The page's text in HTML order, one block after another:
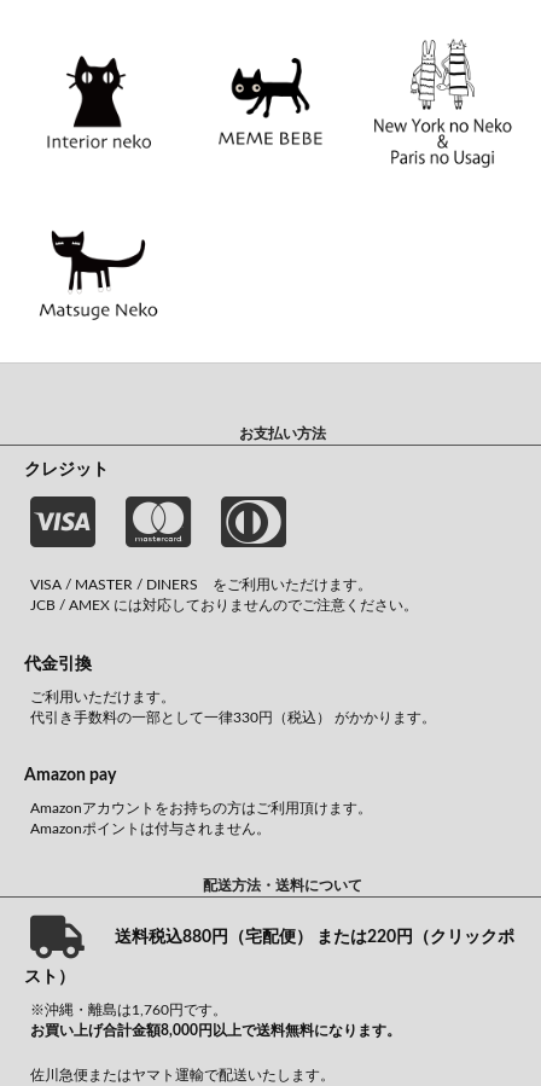
お支払い方法
クレジット
VISA / MASTER / DINERS をご利用いただけます。
JCB / AMEX には対応しておりませんのでご注意ください。
代金引換
ご利用いただけます。
代引き手数料の一部として一律330円（税込） がかかります。
Amazon pay
Amazonアカウントをお持ちの方はご利用頂けます。
Amazonポイントは付与されません。
配送方法・送料について
送料税込880円（宅配便） または220円（クリックポ
スト）
※沖縄・離島は1,760円です。
お買い上げ合計金額8,000円以上で送料無料になります。
佐川急便またはヤマト運輸で配送いたします。